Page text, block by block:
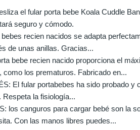
el fular porta bebe Koala Cuddle
seguro y cómodo.
recien nacidos se adapta
de unas anillas. Gracias...
bebe recien nacido proporciona el
los prematuros. Fabricado en...
El fular portabebes ha sido probado y
la fisiología...
los canguros para cargar bebé son la
Con las manos libres puedes...